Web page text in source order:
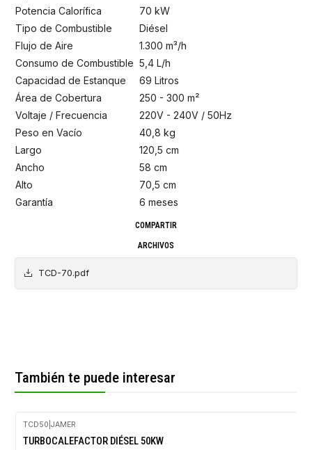
Potencia Calorífica
70 kW
Tipo de Combustible
Diésel
Flujo de Aire
1.300 m³/h
Consumo de Combustible 5,4 L/h
Capacidad de Estanque
69 Litros
Área de Cobertura
250 - 300 m²
Voltaje / Frecuencia
220V - 240V / 50Hz
Peso en Vacío
40,8 kg
Largo
120,5 cm
Ancho
58 cm
Alto
70,5 cm
Garantía
6 meses
COMPARTIR
ARCHIVOS
TCD-70.pdf
También te puede interesar
-30%
OFF
TCD50 JAMER
TURBOCALEFACTOR DIÉSEL 50KW